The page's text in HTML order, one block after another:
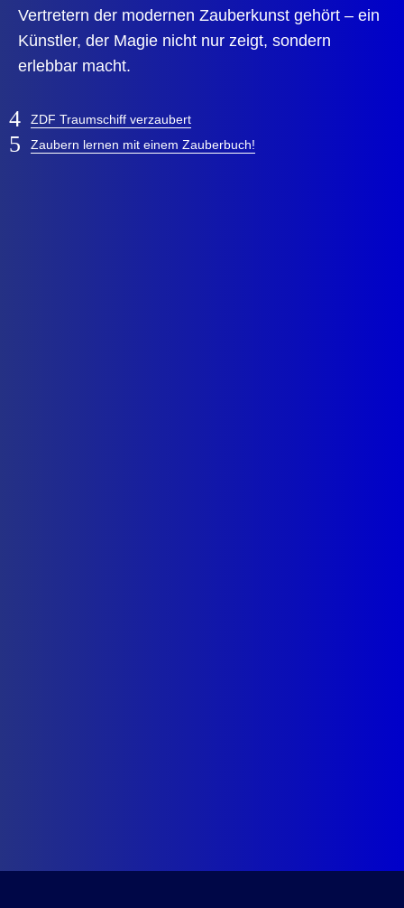
Vertretern der modernen Zauberkunst gehört – ein
Künstler, der Magie nicht nur zeigt, sondern
erlebbar macht.
ZDF Traumschiff verzaubert
Zaubern lernen mit einem Zauberbuch!